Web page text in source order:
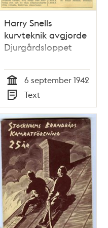
Harry Snells
kurvteknik avgjorde
Djurgårdsloppet
Tid
6 september 1942
Typ
Text